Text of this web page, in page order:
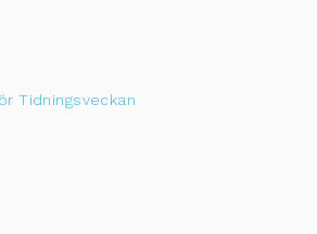
Tidningsveckan